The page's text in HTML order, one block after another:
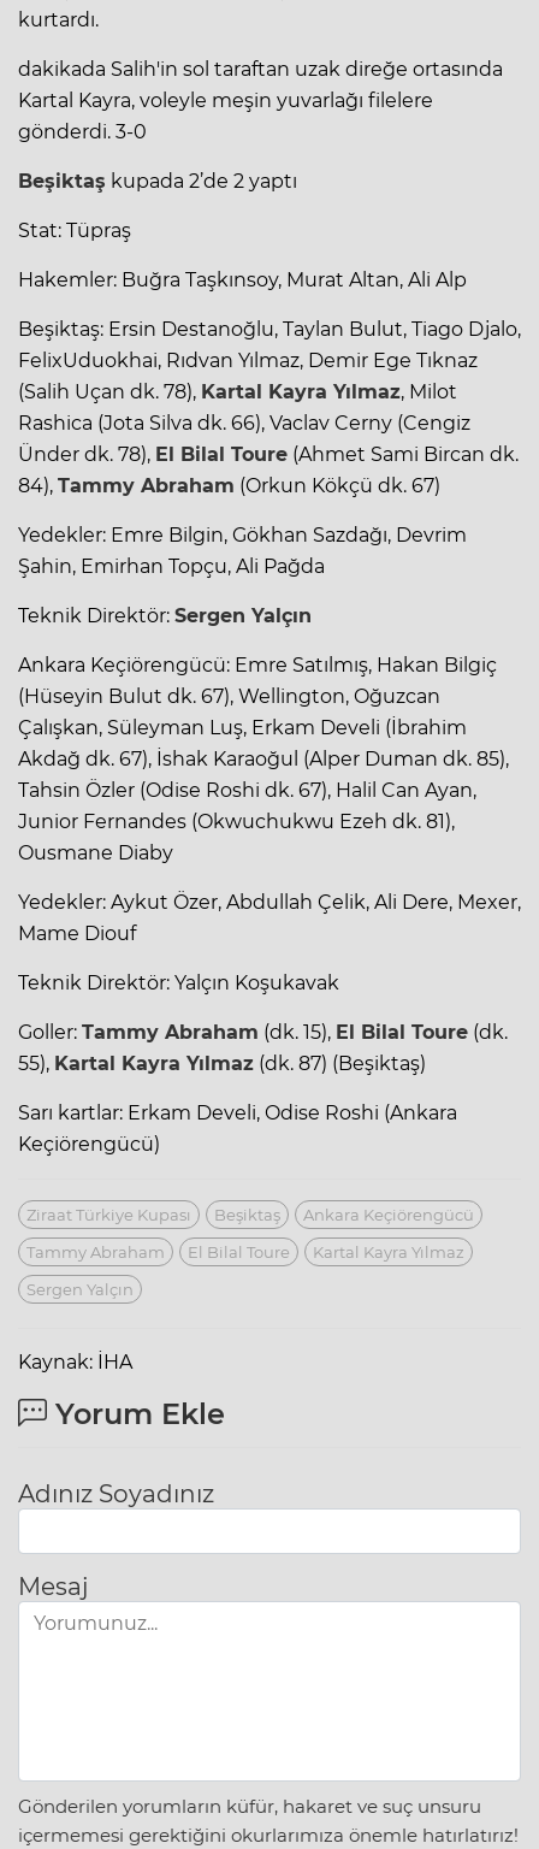
kurtardı.
dakikada Salih'in sol taraftan uzak direğe ortasında
Kartal Kayra, voleyle meşin yuvarlağı filelere
gönderdi. 3-0
Beşiktaş kupada 2’de 2 yaptı
Stat: Tüpraş
Hakemler: Buğra Taşkınsoy, Murat Altan, Ali Alp
Beşiktaş: Ersin Destanoğlu, Taylan Bulut, Tiago Djalo,
FelixUduokhai, Rıdvan Yılmaz, Demir Ege Tıknaz
(Salih Uçan dk. 78), Kartal Kayra Yılmaz, Milot
Rashica (Jota Silva dk. 66), Vaclav Cerny (Cengiz
Ünder dk. 78), El Bilal Toure (Ahmet Sami Bircan dk.
84), Tammy Abraham (Orkun Kökçü dk. 67)
Yedekler: Emre Bilgin, Gökhan Sazdağı, Devrim
Şahin, Emirhan Topçu, Ali Pağda
Teknik Direktör: Sergen Yalçın
Ankara Keçiörengücü: Emre Satılmış, Hakan Bilgiç
(Hüseyin Bulut dk. 67), Wellington, Oğuzcan
Çalışkan, Süleyman Luş, Erkam Develi (İbrahim
Akdağ dk. 67), İshak Karaoğul (Alper Duman dk. 85),
Tahsin Özler (Odise Roshi dk. 67), Halil Can Ayan,
Junior Fernandes (Okwuchukwu Ezeh dk. 81),
Ousmane Diaby
Yedekler: Aykut Özer, Abdullah Çelik, Ali Dere, Mexer,
Mame Diouf
Teknik Direktör: Yalçın Koşukavak
Goller: Tammy Abraham (dk. 15), El Bilal Toure (dk.
55), Kartal Kayra Yılmaz (dk. 87) (Beşiktaş)
Sarı kartlar: Erkam Develi, Odise Roshi (Ankara
Keçiörengücü)
Ziraat Türkiye Kupası Beşiktaş
Ankara Keçiörengücü
Tammy Abraham
El Bilal Toure
Kartal Kayra Yılmaz
Sergen Yalçın
Kaynak: İHA
Yorum Ekle
Adınız Soyadınız
Mesaj
Gönderilen yorumların küfür, hakaret ve suç unsuru
içermemesi gerektiğini okurlarımıza önemle hatırlatırız!